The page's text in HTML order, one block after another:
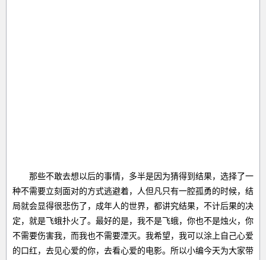
那些不敢去想以后的事情，多半是因为猜得到结果，选择了一
种不需要立刻面对的方式逃避着，人但凡只有一腔孤勇的时候，结
局就会显得很悲伤了，成年人的世界，都讲究结果，不计后果的决
定，就是飞蛾扑火了。最好的是，我不是飞蛾，你也不是烛火，你
不需要伤害我，而我也不需要湮灭。我希望，我可以涂上自己心爱
的口红，去见心爱的你，去看心爱的电影。所以小编今天为大家带